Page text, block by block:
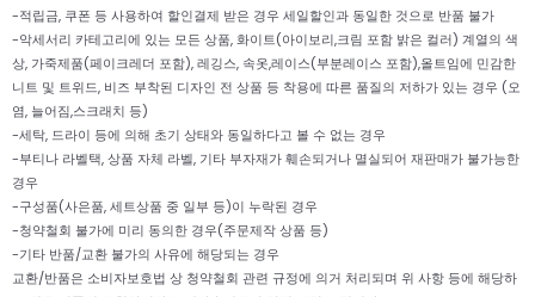
-적립금, 쿠폰 등 사용하여 할인결제 받은 경우 세일할인과 동일한 것으로 반품 불가
-악세서리 카테고리에 있는 모든 상품, 화이트(아이보리,크림 포함 밝은 컬러) 계열의 색
상, 가죽제품(페이크레더 포함), 레깅스, 속옷,레이스(부분레이스 포함),올트임에 민감한
니트 및 트위드, 비즈 부착된 디자인 전 상품 등 착용에 따른 품질의 저하가 있는 경우 (오
염, 늘어짐,스크래치 등)
-세탁, 드라이 등에 의해 초기 상태와 동일하다고 볼 수 없는 경우
-부티나 라벨택, 상품 자체 라벨, 기타 부자재가 훼손되거나 멸실되어 재판매가 불가능한
경우
-구성품(사은품, 세트상품 중 일부 등)이 누락된 경우
-청약철회 불가에 미리 동의한 경우(주문제작 상품 등)
-기타 반품/교환 불가의 사유에 해당되는 경우
교환/반품은 소비자보호법 상 청약철회 관련 규정에 의거 처리되며 위 사항 등에 해당하